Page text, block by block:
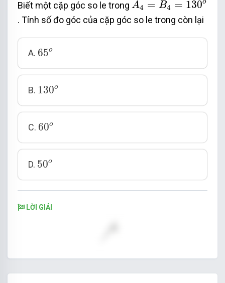
Biết một cặp góc so le trong A4 = B4 = 130o
. Tính số đo góc của cặp góc so le trong còn lại
A. 65o
65o
B. 130o
130o
C. 60o
60o
D. 50o
50o
LỜI GIẢI